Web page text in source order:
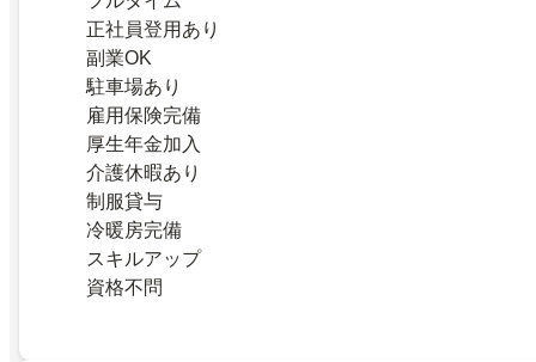
正社員登用あり
副業OK
駐車場あり
雇用保険完備
厚生年金加入
介護休暇あり
制服貸与
冷暖房完備
スキルアップ
資格不問